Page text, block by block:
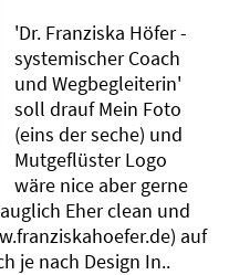
'Dr. Franziska Höfer -
systemischer Coach
und Wegbegleiterin'
soll drauf Mein Foto
(eins der seche) und
Mutgeflüster Logo
wäre nice aber gerne
Eher clean und
auf
je nach Design In..